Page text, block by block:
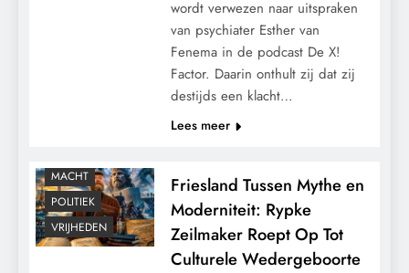
wordt verwezen naar uitspraken
van psychiater Esther van
Fenema in de podcast De X!
Factor. Daarin onthult zij dat zij
destijds een klacht…
Lees meer
MACHT
POLITIEK
VRIJHEDEN
Friesland Tussen Mythe en
Moderniteit: Rypke
Zeilmaker Roept Op Tot
Culturele Wedergeboorte